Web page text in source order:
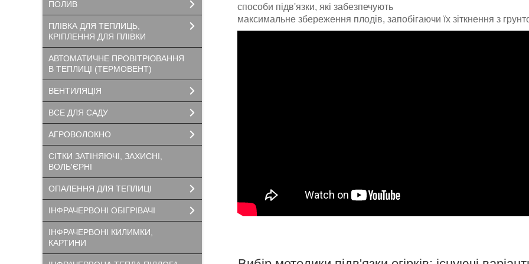
способи підв'язки, які забезпечують
максимальне збереження плодів, запобігаючи їх зіткнення з
ПОЛИВ
ПЛІВКА ДЛЯ ТЕПЛИЦЬ,
КРІПЛЕННЯ ДЛЯ ПЛІВКИ
АВТОМАТИЧНЕ ПРОВІТРЮВАННЯ
В ТЕПЛИЦІ (ТЕРМОВЕНТ)
ВЕНТИЛЯЦІЯ
ВСЕ ДЛЯ САДУ
АГРОВОЛОКНО
СІТКИ ЗАТІНЯЮЧІ, ЗАХИСНІ,
ВОЛЬ'ЄРНІ
ОПАЛЕННЯ ДЛЯ ТЕПЛИЦІ
ІНФРАЧЕРВОНІ ОБІГРІВАЧІ
ІНФРАЧЕРВОНІ КИЛИМКИ,
КАРТИНИ